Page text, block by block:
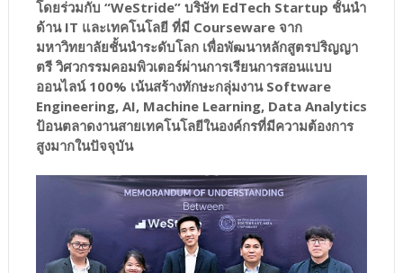
โดยร่วมกับ “WeStride” บริษัท EdTech Startup ชั้นนำ
ด้าน IT และเทคโนโลยี ที่มี Courseware จาก
มหาวิทยาลัยชั้นนำระดับโลก เพื่อพัฒนาหลักสูตรปริญญา
ตรี วิศวกรรมคอมพิวเตอร์ผ่านการเรียนการสอนแบบ
ออนไลน์ 100% เน้นสร้างทักษะกลุ่มงาน Software
Engineering, AI, Machine Learning, Data Analytics
ป้อนตลาดงานสายเทคโนโลยีในองค์กรที่มีความต้องการ
สูงมากในปัจจุบัน